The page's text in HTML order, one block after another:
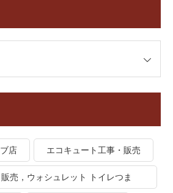
店 エコキュート工事・販売
売，ウォシュレット トイレつま